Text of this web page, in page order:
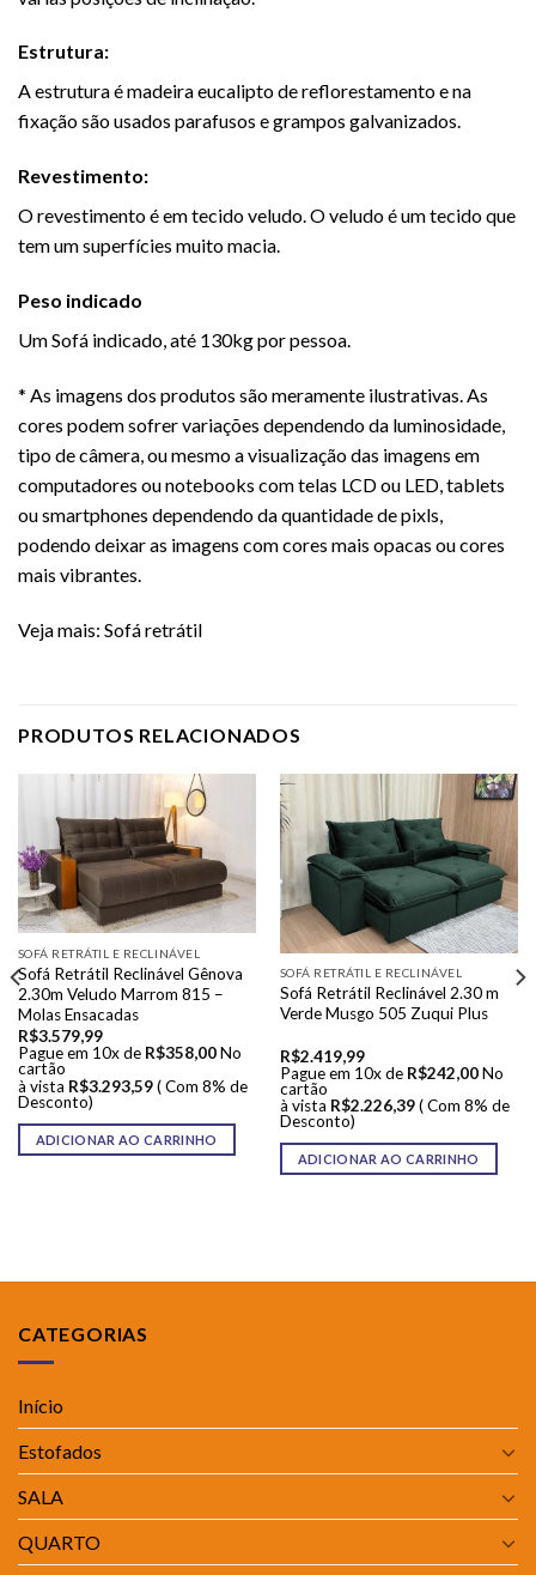
Estrutura:
A estrutura é madeira eucalipto de reflorestamento e na
fixação são usados parafusos e grampos galvanizados.
Revestimento:
O revestimento é em tecido veludo. O veludo é um tecido que
tem um superfícies muito macia.
Peso indicado
UmSofá indicado, até 130kg por pessoa.
* As imagens dos produtos são meramente ilustrativas. As
cores podem sofrer variações dependendo da luminosidade,
tipo de câmera, ou mesmo a visualização das imagens em
computadores ou notebooks com telas LCD ou LED, tablets
ou smartphones dependendo da quantidade de pixls,
podendo deixar as imagens com cores mais opacas ou cores
mais vibrantes.
Veja mais: Sofá retrátil
PRODUTOS RELACIONADOS
SOFÁ RETRÁTIL E RECLINÁVEL
Sofá Retrátil Reclinável Gênova
2.30m Veludo Marrom 815 –
Molas Ensacadas
R$3.579,99
Pague em 10x de R$358,00 No
cartão
à vista R$3.293,59 ( Com 8% de
Desconto)
ADICIONAR AO CARRINHO
SOFÁ RETRÁTIL E RECLINÁVEL
Sofá Retrátil Reclinável 2.30 m
Verde Musgo 505 Zuqui Plus
R$2.419,99
Pague em 10x de R$242,00 No
cartão
à vista R$2.226,39 ( Com 8% de
Desconto)
ADICIONAR AO CARRINHO
CATEGORIAS
Início
Estofados
SALA
QUARTO